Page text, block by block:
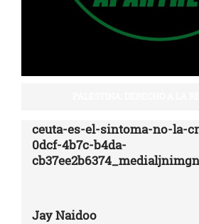
ceuta-es-el-sintoma-no-la-
0dcf-4b7c-b4da-
Jay Naidoo